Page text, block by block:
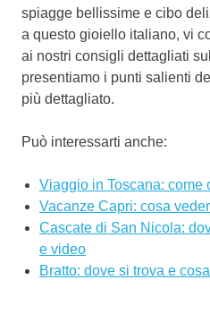
spiagge bellissime e cibo
a questo gioiello italiano, vi
ai nostri consigli dettagliati
presentiamo i punti salienti
più dettagliato.
Può interessarti anche:
Viaggio in Toscana: come
Vacanze Capri: cosa
Cascate di San Nicola:
e video
Bratto: dove si trova e